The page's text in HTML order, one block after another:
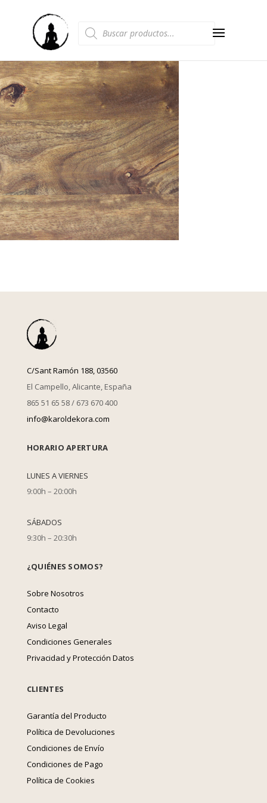
de
productos
C/Sant Ramón 188, 03560
El Campello, Alicante, España
865 51 65 58 / 673 670 400
info@karoldekora.com
HORARIO APERTURA
LUNES A VIERNES
9:00h – 20:00h
SÁBADOS
9:30h – 20:30h
¿QUIÉNES SOMOS?
Sobre Nosotros
Contacto
Aviso Legal
Condiciones Generales
Privacidad y Protección Datos
CLIENTES
Garantía del Producto
Política de Devoluciones
Condiciones de Envío
Condiciones de Pago
Política de Cookies